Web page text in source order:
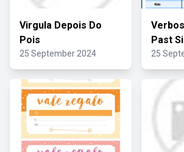
Virgula Depois Do
Pois
25 September 2024
Past
25